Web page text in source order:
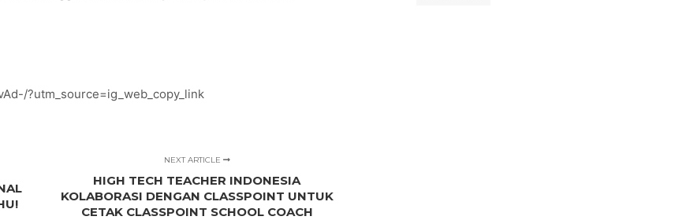
?utm_source=ig_web_copy_link
NEXT ARTICLE
HIGH TECH TEACHER INDONESIA
KOLABORASI DENGAN CLASSPOINT UNTUK
CETAK CLASSPOINT SCHOOL COACH